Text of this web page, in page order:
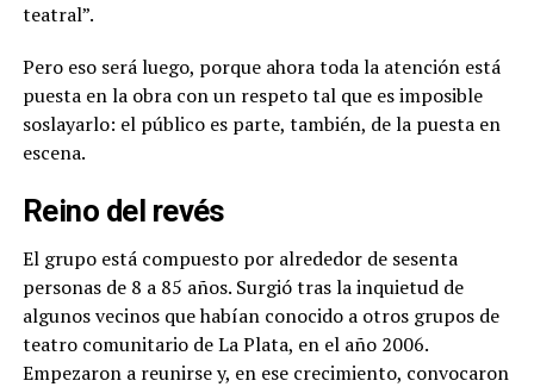
teatral”.
Pero eso será luego, porque ahora toda la atención está
puesta en la obra con un respeto tal que es imposible
soslayarlo: el público es parte, también, de la puesta en
escena.
Reino del revés
El grupo está compuesto por alrededor de sesenta
personas de 8 a 85 años. Surgió tras la inquietud de
algunos vecinos que habían conocido a otros grupos de
teatro comunitario de La Plata, en el año 2006.
Empezaron a reunirse y, en ese crecimiento, convocaron